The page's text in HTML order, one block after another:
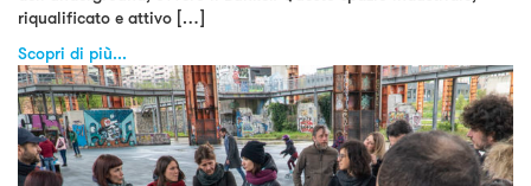
riqualificato e attivo […]
Scopri di più...